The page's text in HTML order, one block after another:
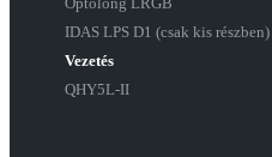
IDAS LPS D1 (csak kis részben)
Vezetés
QHY5L-II